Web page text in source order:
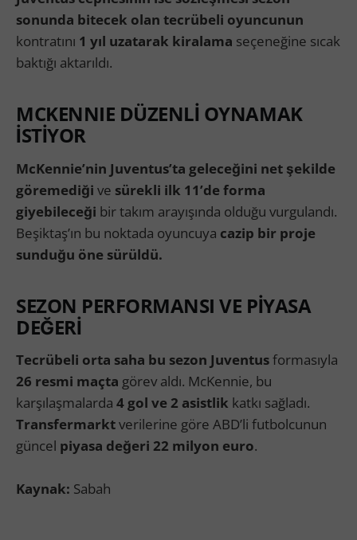
sonunda bitecek olan tecrübeli oyuncunun
kontratını 1 yıl uzatarak kiralama seçeneğine sıcak
baktığı aktarıldı.
MCKENNIE DÜZENLİ OYNAMAK
İSTİYOR
McKennie’nin Juventus’ta geleceğini net şekilde
göremediği ve sürekli ilk 11’de forma
giyebileceği bir takım arayışında olduğu vurgulandı.
Beşiktaş’ın bu noktada oyuncuya cazip bir proje
sunduğu öne sürüldü.
SEZON PERFORMANSI VE PİYASA
DEĞERİ
Tecrübeli orta saha bu sezon Juventusformasıyla
26 resmi maçta görev aldı. McKennie, bu
karşılaşmalarda 4 gol ve 2 asistlik katkı sağladı.
Transfermarktverilerine göre ABD’li futbolcunun
güncel piyasa değeri 22 milyon euro.
Kaynak: Sabah